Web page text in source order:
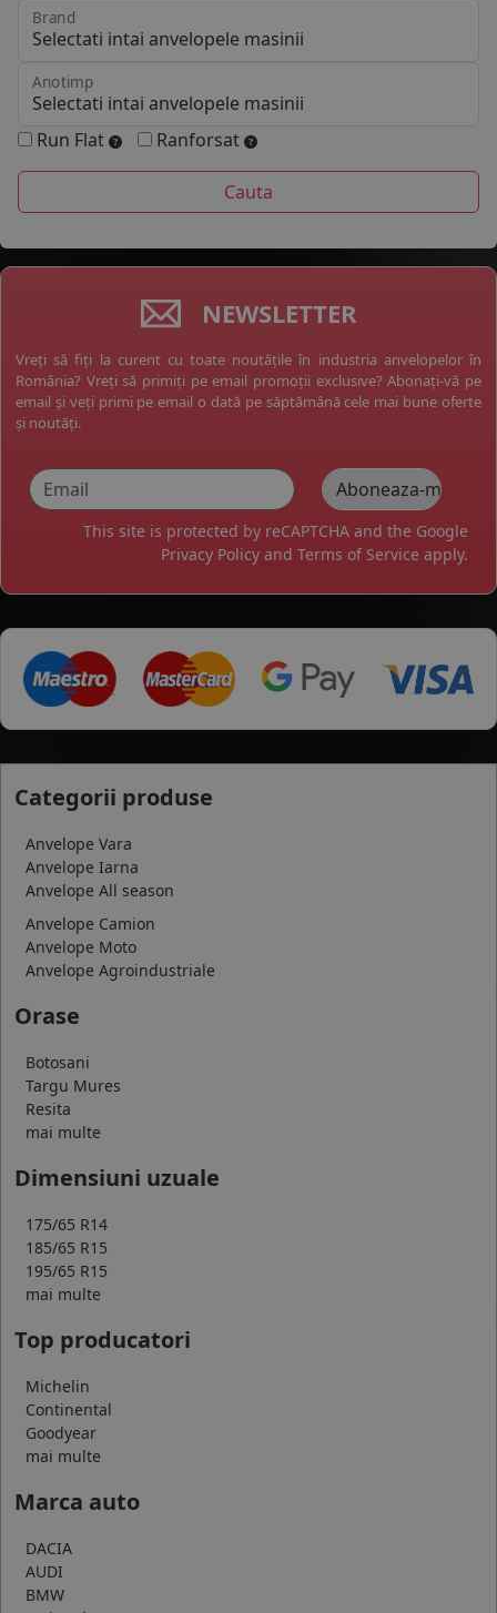
Brand
Anotimp
Run Flat Ranforsat
NEWSLETTER
Vreți să fiți la curent cu toate noutățile în industria anvelopelor în
România? Vreți să primiți pe email promoții exclusive? Abonați-vă pe
email și veți primi pe email o dată pe săptămână cele mai bune oferte
și noutăți.
This site is protected by reCAPTCHA and the Google
Privacy Policy and Terms of Service apply.
Categorii produse
Anvelope Vara
Anvelope Iarna
Anvelope All season
Anvelope Camion
Anvelope Moto
Anvelope Agroindustriale
Orase
Botosani
Targu Mures
Resita
mai multe
Dimensiuni uzuale
175/65 R14
185/65 R15
195/65 R15
mai multe
Top producatori
Michelin
Continental
Goodyear
mai multe
Marca auto
DACIA
AUDI
BMW